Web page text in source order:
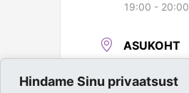
Hindame Sinu privaatsust
19:00 - 20:00
ASUKOHT